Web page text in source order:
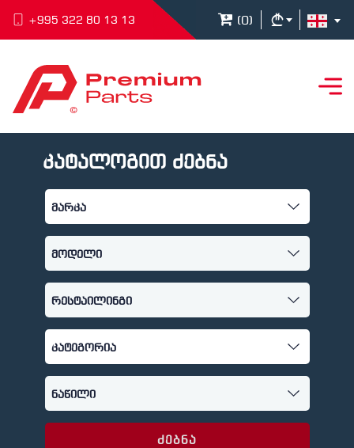
+995 322 80 13 13 (0)
კატალოგით ძებნა
ძებნა